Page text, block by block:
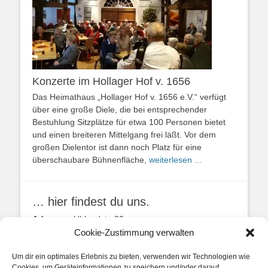
Cookie-Zustimmung verwalten
Um dir ein optimales Erlebnis zu bieten, verwenden wir Technologien wie
Konzerte im Hollager Hof v. 1656
Das Heimathaus „Hollager Hof v. 1656 e.V.“ verfügt
über eine große Diele, die bei entsprechender
Bestuhlung Sitzplätze für etwa 100 Personen bietet
und einen breiteren Mittelgang frei läßt. Vor dem
großen Dielentor ist dann noch Platz für eine
überschaubare Bühnenfläche, weiterlesen ...
… hier findest du uns.
Adresse: Uhlandstr. 20
49134 Wallenhorst